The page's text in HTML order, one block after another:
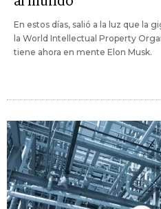
En estos días, salió a la luz que la
la World Intellectual Property
tiene ahora en mente Elon Musk.